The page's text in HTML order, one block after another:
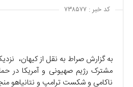
کد خبر : ۷۳۸۵۷۷
به گزارش صراط به نقل از کیهان،
مشترک رژیم صهیونی و آمریکا در
ناکامی و شکست ترامپ و نتانیاهو